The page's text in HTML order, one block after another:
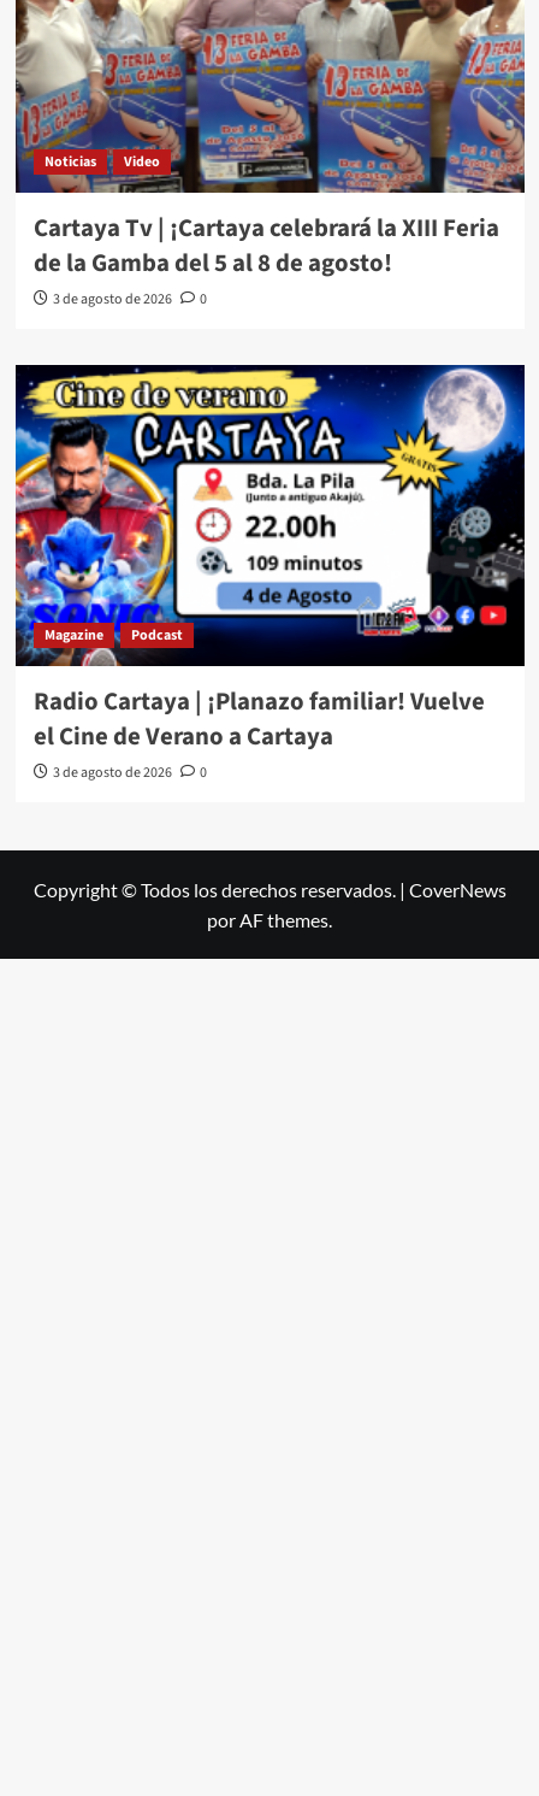
Noticias Video
Cartaya Tv | ¡Cartaya celebrará la XIII Feria
de la Gamba del 5 al 8 de agosto!
3 de agosto de 2026 0
Magazine Podcast
Radio Cartaya | ¡Planazo familiar! Vuelve
el Cine de Verano a Cartaya
3 de agosto de 2026 0
Copyright © Todos los derechos reservados. | CoverNews
por AF themes.